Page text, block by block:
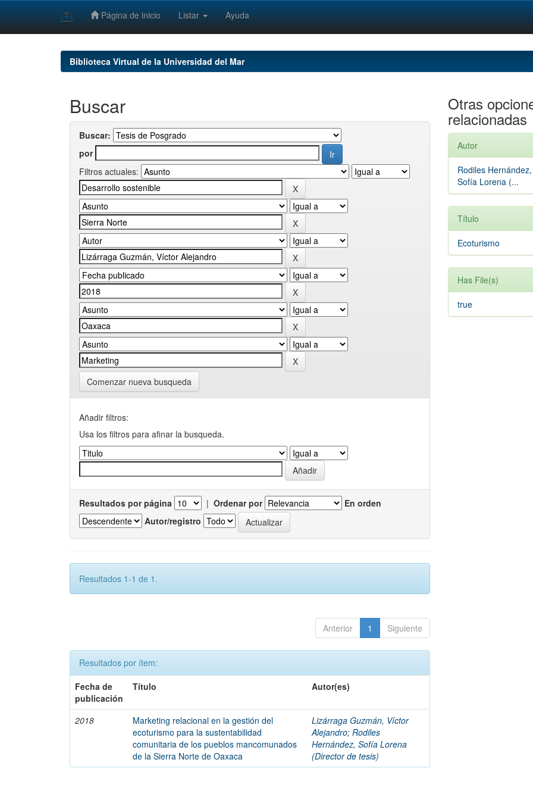
Página de inicio Listar Ayuda
Biblioteca Virtual de la Universidad del Mar
Buscar
Buscar:
por
Filtros actuales:
Comenzar nueva busqueda
Añadir filtros:
Usa los filtros para afinar la busqueda.
Resultados por página | Ordenar por
En orden
Autor/registro
Resultados 1-1 de 1.
Anterior 1 Siguiente
Resultados por ítem:
Fecha de
publicación
Título Autor(es)
2018
Marketing relacional en la gestión del
ecoturismo para la sustentabilidad
comunitaria de los pueblos mancomunados
de la Sierra Norte de Oaxaca
Lizárraga Guzmán, Víctor
Alejandro;Rodiles
Hernández, Sofía Lorena
(Director de tesis)
Otras
relacionadas
Autor
Rodiles Hernández,
Sofía Lorena (...
Título
Ecoturismo
Has File(s)
true